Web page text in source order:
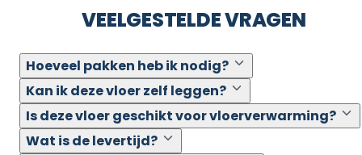
VEELGESTELDE VRAGEN
Hoeveel pakken heb ik nodig?
Kan ik deze vloer zelf leggen?
Is deze vloer geschikt voor vloerverwarming?
Wat is de levertijd?